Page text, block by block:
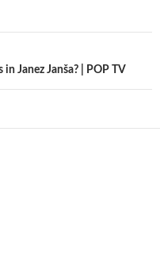
Janez Janša? | POP TV